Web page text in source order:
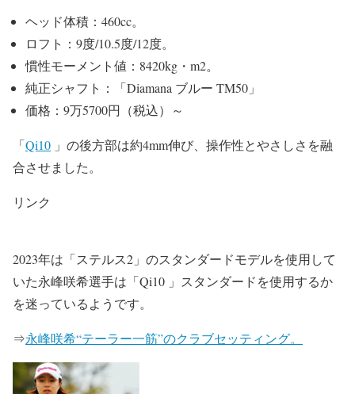
ヘッド体積：460cc。
ロフト：9度/10.5度/12度。
慣性モーメント値：8420kg・m2。
純正シャフト：「Diamana ブルー TM50」
価格：9万5700円（税込）～
「Qi10 」の後方部は約4mm伸び、操作性とやさしさを融
合させました。
リンク
2023年は「ステルス2」のスタンダードモデルを使用して
いた永峰咲希選手は「Qi10 」スタンダードを使用するか
を迷っているようです。
⇒永峰咲希“テーラー一筋”のクラブセッティング。